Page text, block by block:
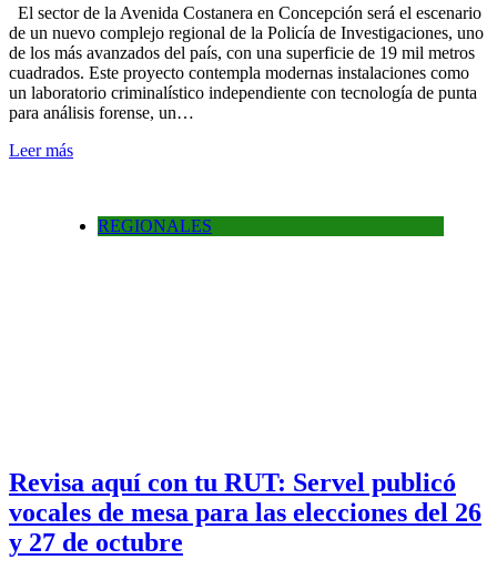
El sector de la Avenida Costanera en Concepción será el escenario
de un nuevo complejo regional de la Policía de Investigaciones, uno
de los más avanzados del país, con una superficie de 19 mil metros
cuadrados. Este proyecto contempla modernas instalaciones como
un laboratorio criminalístico independiente con tecnología de punta
para análisis forense, un…
Leer más
REGIONALES
Revisa aquí con tu RUT: Servel publicó
vocales de mesa para las elecciones del 26
y 27 de octubre